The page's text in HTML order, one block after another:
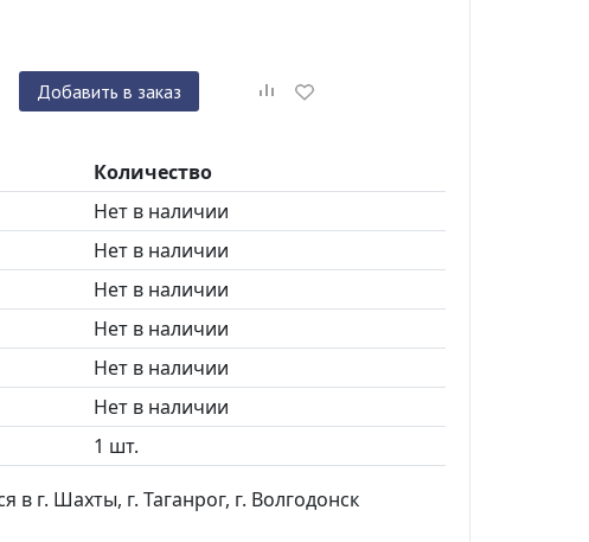
Добавить в заказ
Количество
Нет в наличии
Нет в наличии
Нет в наличии
Нет в наличии
Нет в наличии
Нет в наличии
1 шт.
в г. Шахты, г. Таганрог, г. Волгодонск